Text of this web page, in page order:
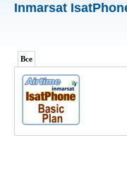
Inmarsat
Все